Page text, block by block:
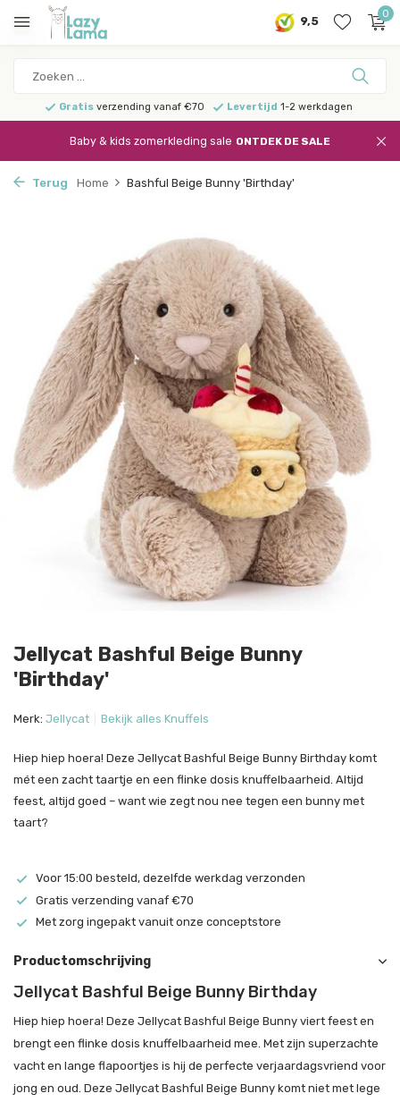
9,5
0
Gratis verzending vanaf €70 Levertijd 1-2 werkdagen
Baby & kids zomerkleding sale ONTDEK DE SALE
Terug Home Bashful Beige Bunny 'Birthday'
Jellycat Bashful Beige Bunny
'Birthday'
Merk: Jellycat Bekijk alles Knuffels
Hiep hiep hoera! Deze Jellycat Bashful Beige Bunny Birthday komt
mét een zacht taartje en een flinke dosis knuffelbaarheid. Altijd
feest, altijd goed – want wie zegt nou nee tegen een bunny met
taart?
Voor 15:00 besteld, dezelfde werkdag verzonden
Gratis verzending vanaf €70
Met zorg ingepakt vanuit onze conceptstore
Productomschrijving
Jellycat Bashful Beige Bunny Birthday
Hiep hiep hoera! Deze Jellycat Bashful Beige Bunny viert feest en
brengt een flinke dosis knuffelbaarheid mee. Met zijn superzachte
vacht en lange flapoortjes is hij de perfecte verjaardagsvriend voor
jong en oud. Deze Jellycat Bashful Beige Bunny komt niet met lege